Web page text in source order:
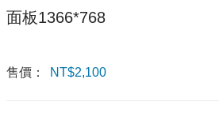
面板1366*768
售價： NT$2,100